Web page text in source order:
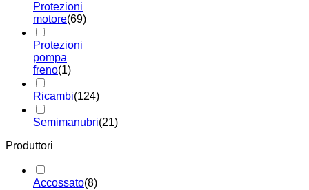
Protezioni
motore(69)
Protezioni
pompa
freno(1)
Ricambi(124)
Semimanubri(21)
Produttori
Accossato(8)